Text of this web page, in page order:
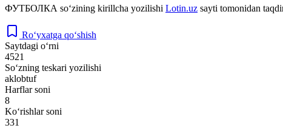
ФУТБОЛКА so‘zining kirillcha yozilishi Lotin.uz sayti tomonidan
Ro‘yxatga qo‘shish
Saytdagi o‘rni
4521
So‘zning teskari yozilishi
aklobtuf
Harflar soni
8
Ko‘rishlar soni
331